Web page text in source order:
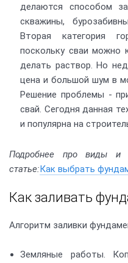
делаются способом
скважины,
Вторая категория
поскольку сваи можно
делать раствор. Но
цена и большой шум в
Решение проблемы -
свай. Сегодня данная
и популярна на
Подробнее про виды и
статье: Как выбрать
Как заливать
Алгоритм заливки
Земляные работы.